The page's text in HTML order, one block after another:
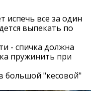
испечь все за один
выпекать по
- спичка должна
пружинить при
большой "кесовой"